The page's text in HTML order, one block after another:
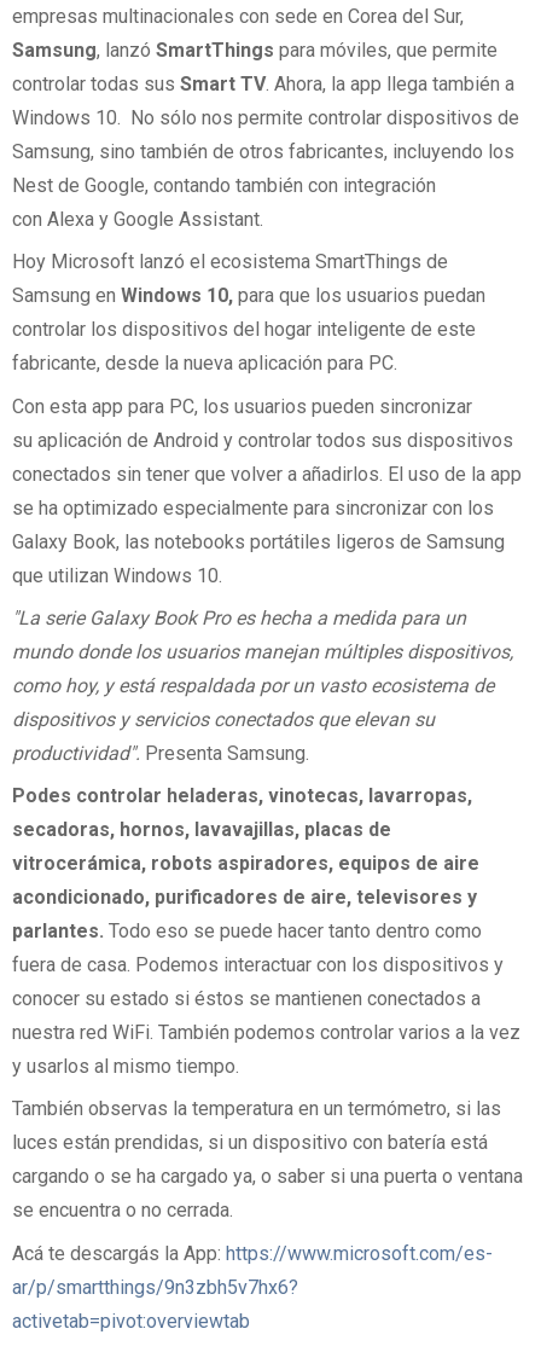
empresas multinacionales con sede en Corea del Sur,
Samsung, lanzó SmartThings para móviles, que permite
controlar todas sus Smart TV. Ahora, la app llega también a
Windows 10. No sólo nos permite controlar dispositivos de
Samsung, sino también de otros fabricantes, incluyendo los
Nest de Google, contando también con integración
con Alexa y Google Assistant.
Hoy Microsoft lanzó el ecosistema SmartThings de
Samsung en Windows 10, para que los usuarios puedan
controlar los dispositivos del hogar inteligente de este
fabricante, desde la nueva aplicación para PC.
Con esta app para PC, los usuarios pueden sincronizar
su aplicación de Android y controlar todos sus dispositivos
conectados sin tener que volver a añadirlos. El uso de la app
se ha optimizado especialmente para sincronizar con los
Galaxy Book, las notebooks portátiles ligeros de Samsung
que utilizan Windows 10.
"La serie Galaxy Book Pro es hecha a medida para un
mundo donde los usuarios manejan múltiples dispositivos,
como hoy, y está respaldada por un vasto ecosistema de
dispositivos y servicios conectados que elevan su
productividad". Presenta Samsung.
Podes controlar heladeras, vinotecas, lavarropas,
secadoras, hornos, lavavajillas, placas de
vitrocerámica, robots aspiradores, equipos de aire
acondicionado, purificadores de aire, televisores y
parlantes. Todo eso se puede hacer tanto dentro como
fuera de casa. Podemos interactuar con los dispositivos y
conocer su estado si éstos se mantienen conectados a
nuestra red WiFi. También podemos controlar varios a la vez
y usarlos al mismo tiempo.
También observas la temperatura en un termómetro, si las
luces están prendidas, si un dispositivo con batería está
cargando o se ha cargado ya, o saber si una puerta o ventana
se encuentra o no cerrada.
Acá te descargás la App: https://www.microsoft.com/es-
ar/p/smartthings/9n3zbh5v7hx6?
activetab=pivot:overviewtab